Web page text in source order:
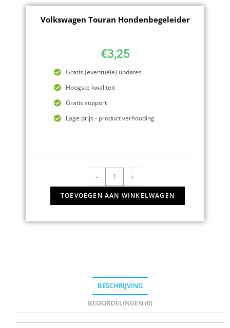
Volkswagen Touran Hondenbegeleider
€3,25
Gratis (eventuele) updates
Hoogste kwaliteit
Gratis support
Lage prijs - product verhouding
- +
TOEVOEGEN AAN WINKELWAGEN
BESCHRIJVING
BEOORDELINGEN (0)